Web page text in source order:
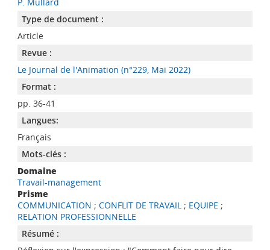
Type de document :
Article
Revue :
Le Journal de l'Animation (n°229, Mai 2022)
Format :
pp. 36-41
Langues:
Français
Mots-clés :
Domaine
Travail-management
Prisme
COMMUNICATION ; CONFLIT DE TRAVAIL; EQUIPE ;
RELATION PROFESSIONNELLE
Résumé :